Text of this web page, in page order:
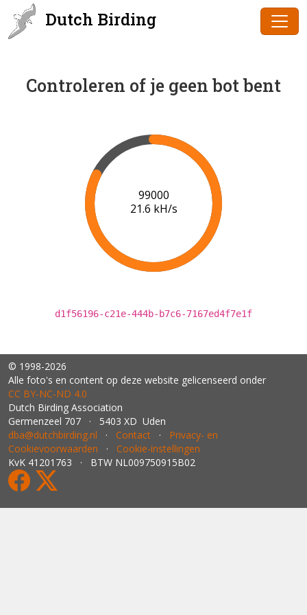
Dutch Birding
Controleren of je geen bot bent
101000
21.7 kH/s
d1f56196-c21e-444b-b7c6-7167ed4f7e1f
© 1998-2026
Alle foto's en content op deze website gelicenseerd onder
CC BY‑NC‑ND 4.0
Dutch Birding Association
Germenzeel 707 · 5403 XD Uden
dba@dutchbirding.nl · Contact · Privacy- en
Cookievoorwaarden · Cookie-instellingen
KvK 41201763 · BTW NL009750915B02